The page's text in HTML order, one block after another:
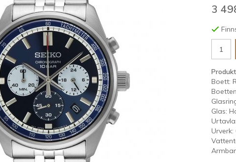
3
Boett:
Glas: